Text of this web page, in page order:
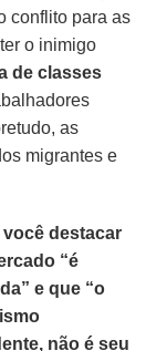
conflito para as
o inimigo
de classes
as
migrantes e
destacar
“é
e que “o
não é seu